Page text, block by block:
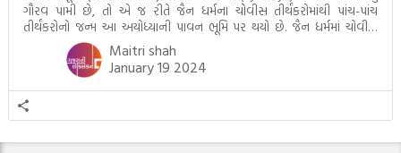
ગૌરવ પામી છે, તો એ જ રીતે જૈન ધર્મના ચોવીસ તીર્થંકરોમાંથી પાંચ-પાંચ
તીર્થંકરોનો જન્મ આ અયોધ્યાની પાવન ભૂમિ પર થયો છે. જૈન ધર્મમાં ચોવીસ
તીર્થંકરોમાંથી પાંચ-પાંચ તીર્થંકરોનાં કલ્યાણકો અહીં આવ્યાં છે. દરેક તીર્થંકરના
જીવનની ચ્યવન(માતાના […]
Maitri shah
January 19 2024